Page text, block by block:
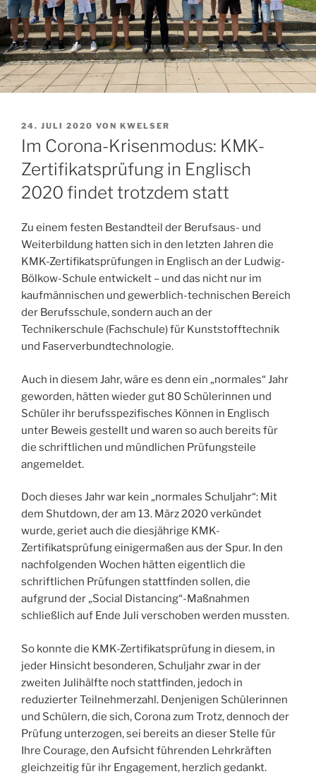
VERÖFFENTLICHT
AM
24. JULI 2020 VON KWELSER
Im Corona-Krisenmodus: KMK-
Zertifikatsprüfung in Englisch
2020 findet trotzdem statt
Zu einem festen Bestandteil der Berufsaus- und
Weiterbildung hatten sich in den letzten Jahren die
KMK-Zertifikatsprüfungen in Englisch an der Ludwig-
Bölkow-Schule entwickelt – und das nicht nur im
kaufmännischen und gewerblich-technischen Bereich
der Berufsschule, sondern auch an der
Technikerschule (Fachschule) für Kunststofftechnik
und Faserverbundtechnologie.
Auch in diesem Jahr, wäre es denn ein „normales“ Jahr
geworden, hätten wieder gut 80 Schülerinnen und
Schüler ihr berufsspezifisches Können in Englisch
unter Beweis gestellt und waren so auch bereits für
die schriftlichen und mündlichen Prüfungsteile
angemeldet.
Doch dieses Jahr war kein „normales Schuljahr“: Mit
dem Shutdown, der am 13. März 2020 verkündet
wurde, geriet auch die diesjährige KMK-
Zertifikatsprüfung einigermaßen aus der Spur. In den
nachfolgenden Wochen hätten eigentlich die
schriftlichen Prüfungen stattfinden sollen, die
aufgrund der „Social Distancing“-Maßnahmen
schließlich auf Ende Juli verschoben werden mussten.
So konnte die KMK-Zertifikatsprüfung in diesem, in
jeder Hinsicht besonderen, Schuljahr zwar in der
zweiten Julihälfte noch stattfinden, jedoch in
reduzierter Teilnehmerzahl. Denjenigen Schülerinnen
und Schülern, die sich, Corona zum Trotz, dennoch der
Prüfung unterzogen, sei bereits an dieser Stelle für
Ihre Courage, den Aufsicht führenden Lehrkräften
gleichzeitig für ihr Engagement, herzlich gedankt.